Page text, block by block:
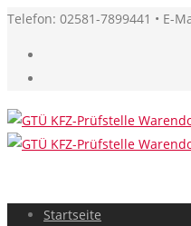
Telefon: 02581-7899441 • E-
Startseite